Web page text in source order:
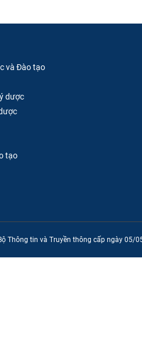
và Đào tạo
dược
tạo
Thông tin và Truyền thông cấp ngày 05/